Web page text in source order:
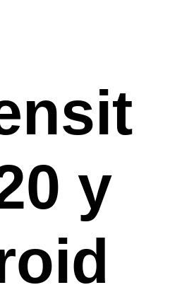
y